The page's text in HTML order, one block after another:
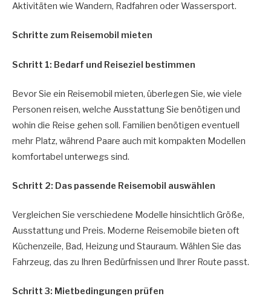
Aktivitäten wie Wandern, Radfahren oder Wassersport.
Schritte zum Reisemobil mieten
Schritt 1: Bedarf und Reiseziel bestimmen
Bevor Sie ein Reisemobil mieten, überlegen Sie, wie viele
Personen reisen, welche Ausstattung Sie benötigen und
wohin die Reise gehen soll. Familien benötigen eventuell
mehr Platz, während Paare auch mit kompakten Modellen
komfortabel unterwegs sind.
Schritt 2: Das passende Reisemobil auswählen
Vergleichen Sie verschiedene Modelle hinsichtlich Größe,
Ausstattung und Preis. Moderne Reisemobile bieten oft
Küchenzeile, Bad, Heizung und Stauraum. Wählen Sie das
Fahrzeug, das zu Ihren Bedürfnissen und Ihrer Route passt.
Schritt 3: Mietbedingungen prüfen